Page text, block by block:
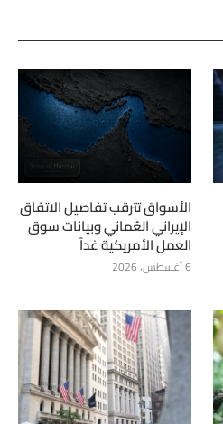
الأسواق تترقب تفاصيل الاتفاق
الإيراني العُماني وبيانات سوق
العمل الأمريكية غداً
6 أغسطس، 2026